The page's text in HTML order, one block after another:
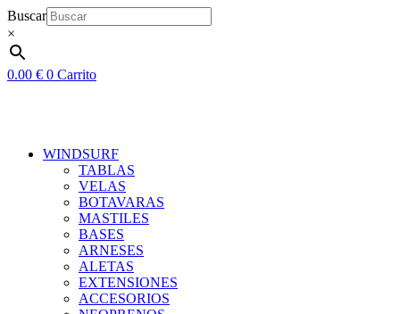
Ir
al
contenido
Buscar
×
0.00 € 0 Carrito
WINDSURF
TABLAS
VELAS
BOTAVARAS
MASTILES
BASES
ARNESES
ALETAS
EXTENSIONES
ACCESORIOS